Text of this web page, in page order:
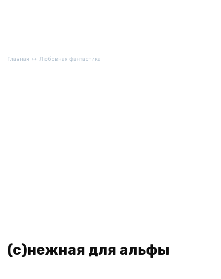
Главная Любовная фантастика
(с)нежная для альфы